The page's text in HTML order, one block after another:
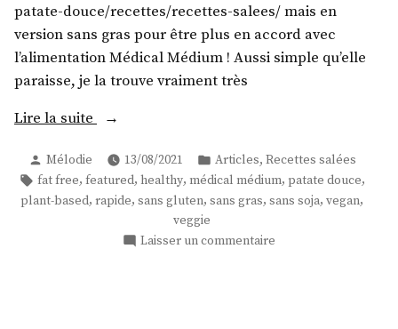
patate-douce/recettes/recettes-salees/ mais en
version sans gras pour être plus en accord avec
l’alimentation Médical Médium ! Aussi simple qu’elle
paraisse, je la trouve vraiment très
Lire la suite « Rouleaux
la
patate
douce »
Publié
par
Mélodie 13/08/2021
Publié
dans
Articles, Recettes salées
Étiquettes :
fat free, featured, healthy, médical médium, patate douce,
plant-based, rapide, sans gluten, sans gras, sans soja, vegan,
veggie
Laisser un commentaire